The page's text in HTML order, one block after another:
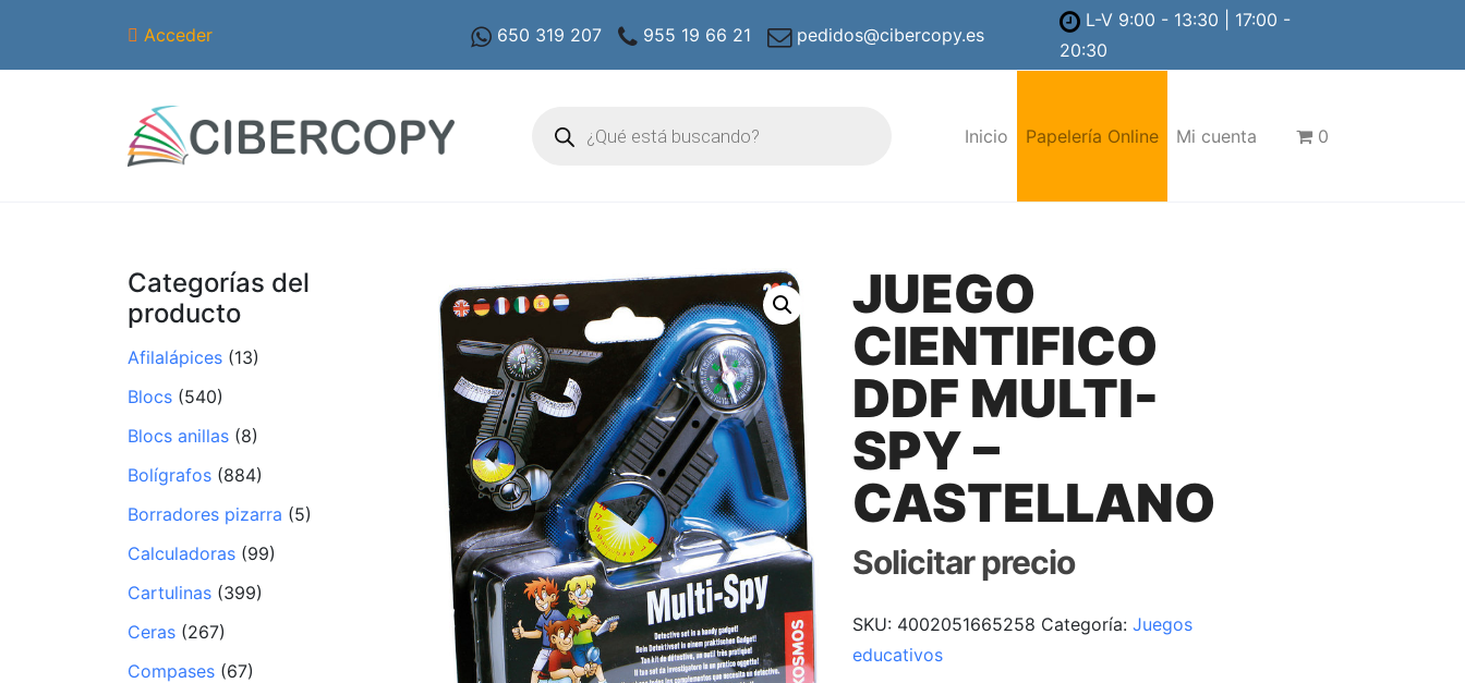
Acceder 650 319 207 955 19 66 21 pedidos@cibercopy.es
L-V 9:00 - 13:30 | 17:00 -
20:30
productos
Inicio Papelería Online Mi cuenta 0
Categorías del
producto
Afilalápices (13)
Blocs (540)
Blocs anillas (8)
Bolígrafos (884)
Borradores pizarra (5)
Calculadoras (99)
Cartulinas (399)
Ceras (267)
Compases (67)
JUEGO
CIENTIFICO
DDF MULTI-
SPY –
CASTELLANO
Solicitar precio
SKU: 4002051665258 Categoría: Juegos
educativos